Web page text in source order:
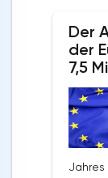
Der
der
7,5
Jahres